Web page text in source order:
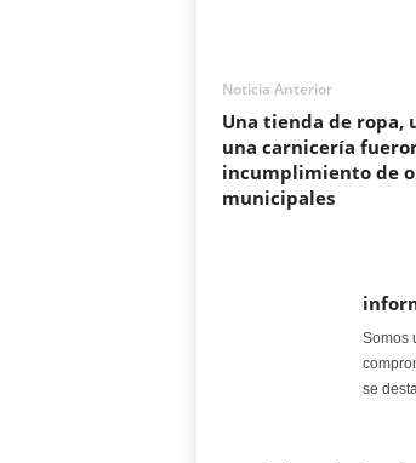
Noticia Anterior
Una tienda de ropa,
una carnicería
incumplimiento de
municipales
Somos
se